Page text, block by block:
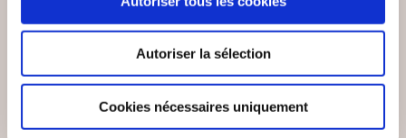
Autoriser la sélection
Cookies nécessaires uniquement
coeur